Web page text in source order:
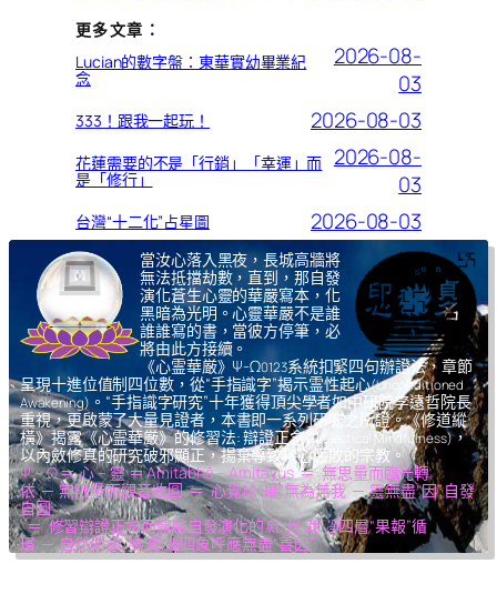
更多文章：
Lucian的數字盤：東華實幼畢業紀
念
2026-08-
03
333！跟我一起玩！ 2026-08-03
花蓮需要的不是「行銷」「幸運」而
是「修行」
2026-08-
03
台灣“十二化”占星圖 2026-08-03
當汝心落入黑夜，長城高牆將
無法抵擋劫數，直到，那自發
演化蒼生心靈的華嚴寫本，化
黑暗為光明。心靈華嚴不是誰
誰誰寫的書，當彼方停筆，必
將由此方接續。
《心霊華厳》Ψ-Ω0123系統扣緊四句辦證法，章節
呈現十進位值制四位數，從“手指識字”揭示霊性起心(Unconditioned
Awakening) 。“手指識字研究”十年獲得頂尖學者如中研院李遠哲院長
重視，更啟蒙了大量見證者，本書即一系列研究之所證。《修道縱
橫》揭露《心霊華厳》的修習法: 辯證正念(Dialectical Mindfulness)，
以內斂修真的研究破邪顯正，揚棄導致核心腐敗的宗教。
Ψ – Ω ＝ 心 – 靈 ＝ Amitābhā – Amitāyus ＝ 無思量而臨光轉
依 ─ 無限量而觀音收圓 ＝ 心覺於“果”,無為無我 ─ 靈無盡“因”,自發
自圓
＝ 修習辯證正念而體驗自發演化的氣,光,我,凈四層“果報”循
環 ─ 自然如復,坤,乾,逅四象呼應無盡“善因”